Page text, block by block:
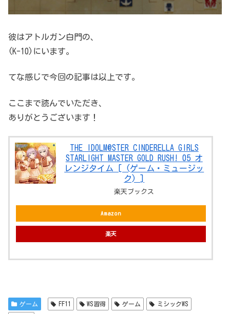
彼はアトルガン白門の、
(K-10)にいます。
てな感じで今回の記事は以上です。
ここまで読んでいただき、
ありがとうございます！
THE IDOLM@STER CINDERELLA GIRLS
STARLIGHT MASTER GOLD RUSH! 05 オ
レンジタイム [ (ゲーム・ミュージッ
ク) ]
楽天ブックス
Amazon
楽天
ゲーム FF11 WS習得 ゲーム ミシックWS